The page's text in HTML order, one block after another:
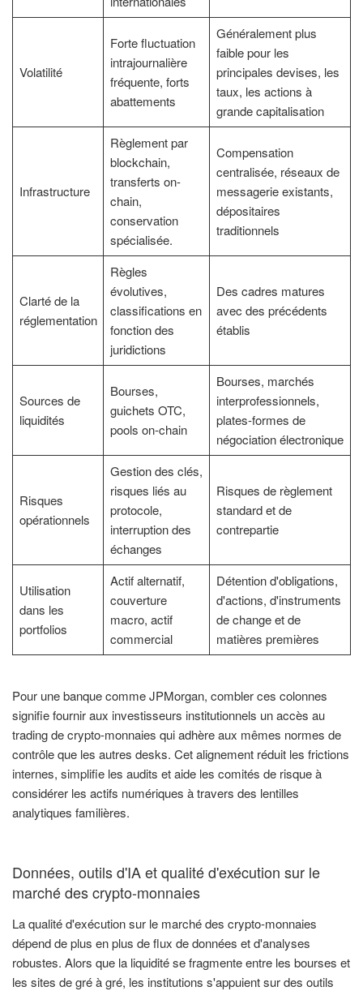
Volatilité
Forte fluctuation
intrajournalière
fréquente, forts
abattements
Généralement plus
faible pour les
principales devises, les
taux, les actions à
grande capitalisation
Infrastructure
Règlement par
blockchain,
transferts on-
chain,
conservation
spécialisée.
Compensation
centralisée, réseaux de
messagerie existants,
dépositaires
traditionnels
Clarté de la
réglementation
Règles
évolutives,
classifications en
fonction des
juridictions
Des cadres matures
avec des précédents
établis
Sources de
liquidités
Bourses,
guichets OTC,
pools on-chain
Bourses, marchés
interprofessionnels,
plates-formes de
négociation électronique
Risques
opérationnels
Gestion des clés,
risques liés au
protocole,
interruption des
échanges
Risques de règlement
standard et de
contrepartie
Utilisation
dans les
portfolios
Actif alternatif,
couverture
macro, actif
commercial
Détention d'obligations,
d'actions, d'instruments
de change et de
matières premières
Pour une banque comme JPMorgan, combler ces colonnes
signifie fournir aux investisseurs institutionnels un accès au
trading de crypto-monnaies qui adhère aux mêmes normes de
contrôle que les autres desks. Cet alignement réduit les frictions
internes, simplifie les audits et aide les comités de risque à
considérer les actifs numériques à travers des lentilles
analytiques familières.
Données, outils d'IA et qualité d'exécution sur le
marché des crypto-monnaies
La qualité d'exécution sur le marché des crypto-monnaies
dépend de plus en plus de flux de données et d'analyses
robustes. Alors que la liquidité se fragmente entre les bourses et
les sites de gré à gré, les institutions s'appuient sur des outils